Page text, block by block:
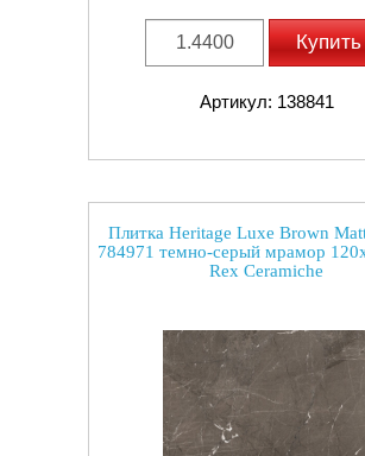
Купить
Артикул: 138841
Плитка Heritage Luxe Brown
784971 темно-серый мрамор
Rex Ceramiche